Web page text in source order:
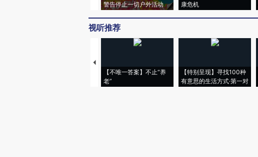
警告停止一切户外活动
康危机
视听推荐
【不唯一答案】不止“养
老”
【特别呈现】寻找100种
有意思的生活方式·第一对